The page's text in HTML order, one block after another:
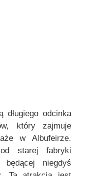
długiego odcinka
który zajmuje
w Albufeirze.
starej fabryki
niegdyś